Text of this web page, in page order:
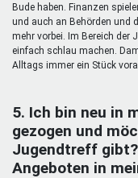
Bude haben. Finanzen
und auch an Behörden und
mehr vorbei. Im Bereich der
einfach schlau machen.
Alltags immer ein Stück
5. Ich bin neu in
gezogen und
Jugendtreff
Angeboten in